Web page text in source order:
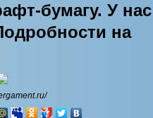
бумагу. У нас
на